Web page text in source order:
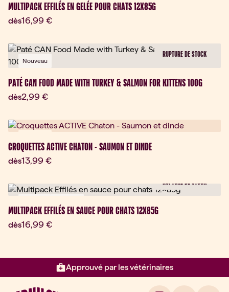
MULTIPACK EFFILÉS EN GELÉE POUR CHATS 12X85G
dèsPrix actuel:
16,99 €
Nouveau
RUPTURE DE STOCK
PATÉ CAN FOOD MADE WITH TURKEY & SALMON FOR KITTENS 100G
dèsPrix actuel:
2,99 €
CROQUETTES ACTIVE CHATON - SAUMON ET DINDE
dèsPrix actuel:
13,99 €
RUPTURE DE STOCK
MULTIPACK EFFILÉS EN SAUCE POUR CHATS 12X85G
dèsPrix actuel:
16,99 €
Approuvé par les vétérinaires
Élément 2 sur 3: Approuvé par